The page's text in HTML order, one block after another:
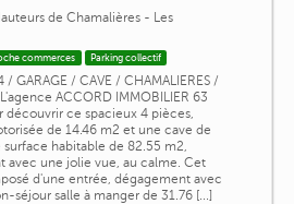
de Chamalières - Les
commerces Parking collectif
/ GARAGE / CAVE / CHAMALIERES /
ACCORD IMMOBILIER 63
découvrir ce spacieux 4 pièces,
de 14.46 m2 et une cave de
habitable de 82.55 m2,
avec une jolie vue, au calme. Cet
d'une entrée, dégagement avec
séjour salle à manger de 31.76 [...]